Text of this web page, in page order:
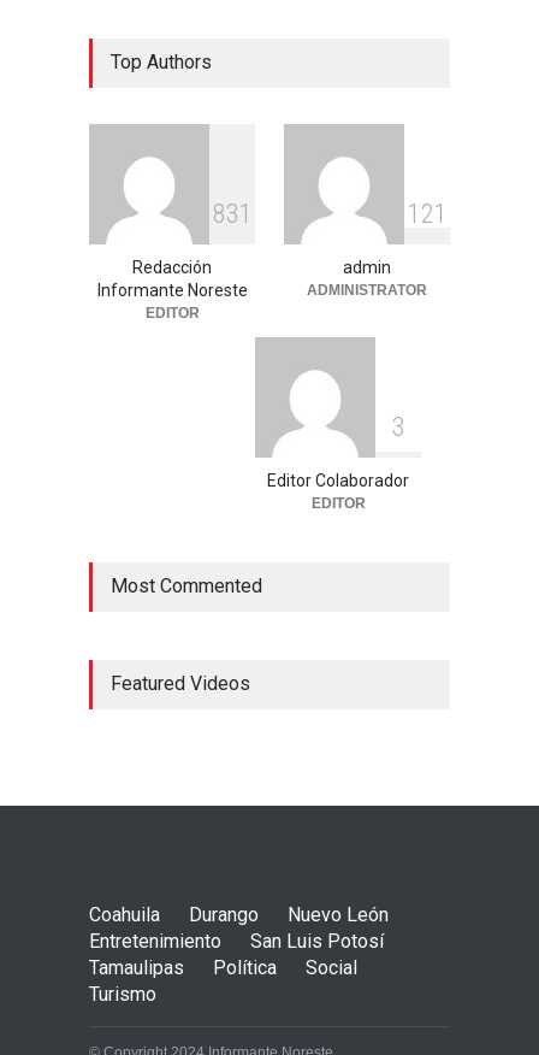
Top Authors
831
Redacción
Informante Noreste
EDITOR
1 21
admin
ADMINISTRATOR
3
Editor Colaborador
EDITOR
Most Commented
Featured Videos
Coahuila Durango
Nuevo León
Entretenimiento
San Luis Potosí
Tamaulipas
Política
Social
Turismo